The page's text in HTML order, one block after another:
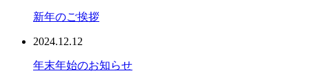
新年のご挨拶
2024.12.12
年末年始のお知らせ